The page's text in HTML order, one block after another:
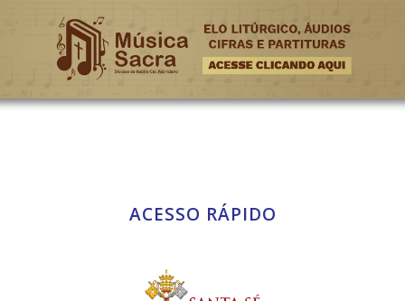
ACESSO RÁPIDO